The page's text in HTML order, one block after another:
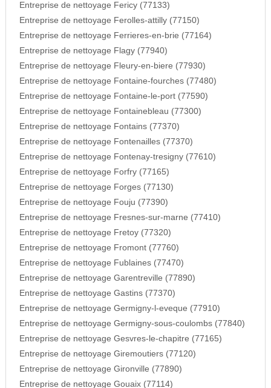
Entreprise de nettoyage Fericy (77133)
Entreprise de nettoyage Ferolles-attilly (77150)
Entreprise de nettoyage Ferrieres-en-brie (77164)
Entreprise de nettoyage Flagy (77940)
Entreprise de nettoyage Fleury-en-biere (77930)
Entreprise de nettoyage Fontaine-fourches (77480)
Entreprise de nettoyage Fontaine-le-port (77590)
Entreprise de nettoyage Fontainebleau (77300)
Entreprise de nettoyage Fontains (77370)
Entreprise de nettoyage Fontenailles (77370)
Entreprise de nettoyage Fontenay-tresigny (77610)
Entreprise de nettoyage Forfry (77165)
Entreprise de nettoyage Forges (77130)
Entreprise de nettoyage Fouju (77390)
Entreprise de nettoyage Fresnes-sur-marne (77410)
Entreprise de nettoyage Fretoy (77320)
Entreprise de nettoyage Fromont (77760)
Entreprise de nettoyage Fublaines (77470)
Entreprise de nettoyage Garentreville (77890)
Entreprise de nettoyage Gastins (77370)
Entreprise de nettoyage Germigny-l-eveque (77910)
Entreprise de nettoyage Germigny-sous-coulombs (77840)
Entreprise de nettoyage Gesvres-le-chapitre (77165)
Entreprise de nettoyage Giremoutiers (77120)
Entreprise de nettoyage Gironville (77890)
Entreprise de nettoyage Gouaix (77114)